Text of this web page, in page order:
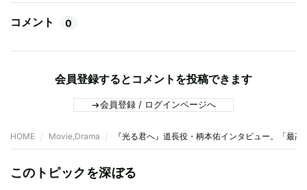
コメント 0
会員登録するとコメントを投稿できます
会員登録 / ログインページへ
HOME Movie,Drama 『光る君へ』道長役・柄本佑インタビュー。「最
このトピックを深ぼる